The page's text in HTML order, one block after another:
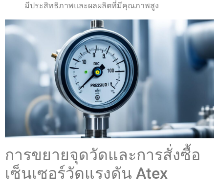
มีประสิทธิภาพและผลผลิตที่มีคุณภาพสูง
การขยายจุดวัดและการสั่งซื้อ
เซ็นเซอร์วัดแรงดัน Atex